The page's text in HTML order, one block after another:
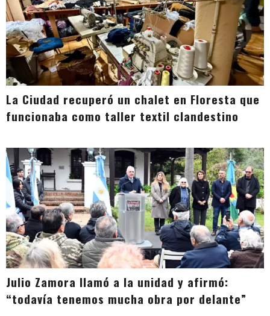
La Ciudad recuperó un chalet en Floresta que
funcionaba como taller textil clandestino
Julio Zamora llamó a la unidad y afirmó:
“todavía tenemos mucha obra por delante”